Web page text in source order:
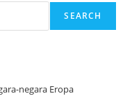
SEARCH
negara Eropa